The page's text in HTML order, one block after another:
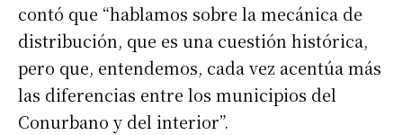
Suscribirme gratis
contó que “hablamos sobre la mecánica de
distribución, que es una cuestión histórica,
pero que, entendemos, cada vez acentúa más
las diferencias entre los municipios del
Conurbano y del interior”.